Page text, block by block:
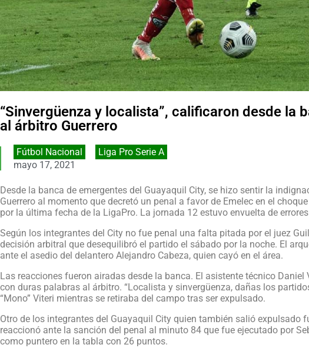
“Sinvergüenza y localista”, calificaron desde la
al árbitro Guerrero
Fútbol Nacional
Liga Pro Serie A
mayo 17, 2021
Desde la banca de emergentes del Guayaquil City, se hizo sentir la
Guerrero al momento que decretó un penal a favor de Emelec en el
por la última fecha de la LigaPro. La jornada 12 estuvo envuelta de
Según los integrantes del City no fue penal una falta pitada por el juez
decisión arbitral que desequilibró el partido el sábado por la noche. El
ante el asedio del delantero Alejandro Cabeza, quien cayó en el área.
Las reacciones fueron airadas desde la banca. El asistente técnico
con duras palabras al árbitro. “Localista y sinvergüenza, dañas los
“Mono” Viteri mientras se retiraba del campo tras ser expulsado.
Otro de los integrantes del Guayaquil City quien también salió expulsado
reaccionó ante la sanción del penal al minuto 84 que fue ejecutado por
como puntero en la tabla con 26 puntos.